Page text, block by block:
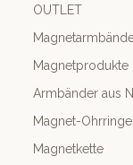
OUTLET
Magnetprodukte
Armbänder aus
Magnet-Ohrringe
Magnetkette